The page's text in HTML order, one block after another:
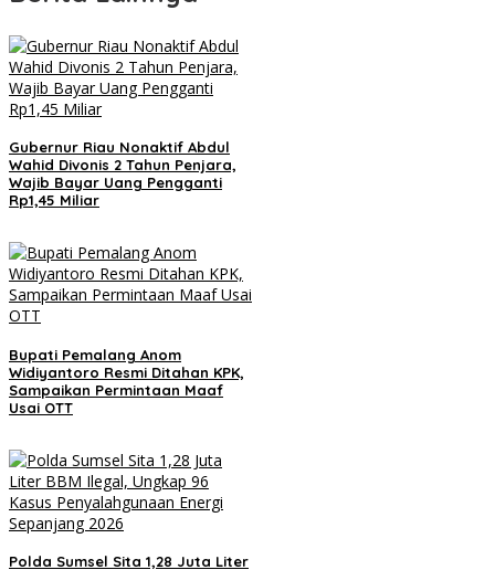
Gubernur Riau Nonaktif Abdul
Wahid Divonis 2 Tahun Penjara,
Wajib Bayar Uang Pengganti
Rp1,45 Miliar
Bupati Pemalang Anom
Widiyantoro Resmi Ditahan KPK,
Sampaikan Permintaan Maaf
Usai OTT
Polda Sumsel Sita 1,28 Juta Liter